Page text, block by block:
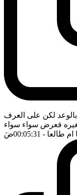
لكن على العرف
فعرض سواء سواء
ام طالعا - 00:05:31 ضَ